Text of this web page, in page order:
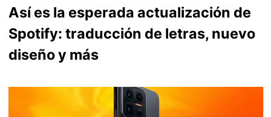
Así es la esperada actualización de
Spotify: traducción de letras, nuevo
diseño y más